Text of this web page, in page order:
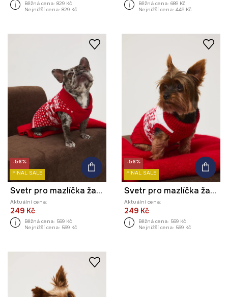
Běžná cena: 829 Kč
Nejnižší cena: 829 Kč
Běžná cena: 689 Kč
Nejnižší cena: 449 Kč
-56%
FINAL SALE
Svetr pro mazlíčka žakárová tkanina, se vzorem
Aktuální cena:
249 Kč
Běžná cena: 569 Kč
Nejnižší cena: 569 Kč
-56%
FINAL SALE
Svetr pro mazlíčka žakárová tkanina, se vzorem
Aktuální cena:
249 Kč
Běžná cena: 569 Kč
Nejnižší cena: 569 Kč